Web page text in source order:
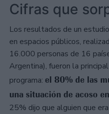
Cifras que
Los resultados de un
en espacios públicos,
16.000 personas de 16
Argentina), fueron la
programa: el 80% de las
una situación de acoso
25% dijo que alguien que